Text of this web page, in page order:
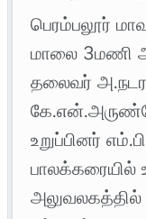
பெரம்பலூர்
மாலை 3மணி
தலைவர்
உறுப்பினர்
பாலக்கரையில்
அலுவலகத்தில்